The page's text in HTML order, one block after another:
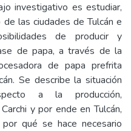
investigativo es estudiar,
las ciudades de Tulcán e
de producir y
de papa, a través de la
de papa prefrita
Se describe la situación
a la producción,
y por ende en Tulcán,
qué se hace necesario